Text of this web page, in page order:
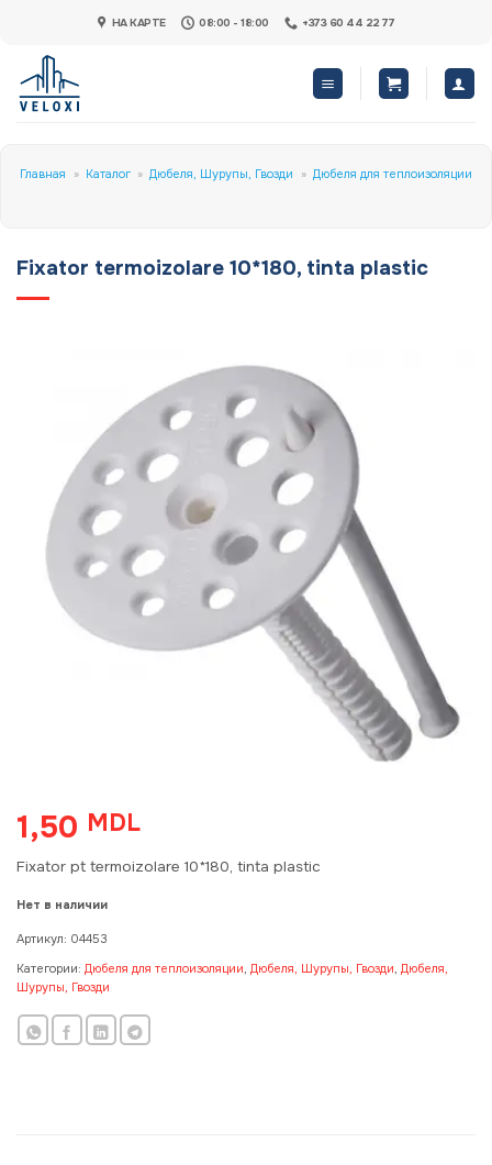
content
НА КАРТЕ 08:00 - 18:00 +373 60 44 22 77
Главная » Каталог » Дюбеля, Шурупы, Гвозди » Дюбеля для теплоизоляции
Fixator termoizolare 10*180, tinta plastic
1,50 MDL
Fixator pt termoizolare 10*180, tinta plastic
Нет в наличии
Артикул: 04453
Категории: Дюбеля для теплоизоляции, Дюбеля, Шурупы, Гвозди, Дюбеля,
Шурупы, Гвозди